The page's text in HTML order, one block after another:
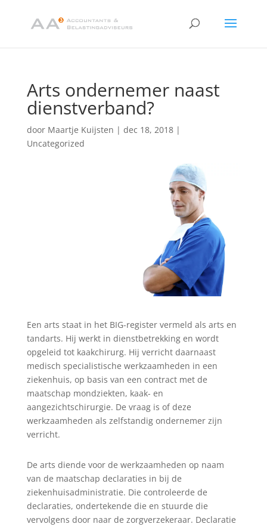
Arts ondernemer naast
dienstverband?
door Maartje Kuijsten | dec 18, 2018|
Uncategorized
Een arts staat in het BIG-register vermeld als arts en
tandarts. Hij werkt in dienstbetrekking en wordt
opgeleid tot kaakchirurg. Hij verricht daarnaast
medisch specialistische werkzaamheden in een
ziekenhuis, op basis van een contract met de
maatschap mondziekten, kaak- en
aangezichtschirurgie. De vraag is of deze
werkzaamheden als zelfstandig ondernemer zijn
verricht.
De arts diende voor de werkzaamheden op naam
van de maatschap declaraties in bij de
ziekenhuisadministratie. Die controleerde de
declaraties, ondertekende die en stuurde die
vervolgens door naar de zorgverzekeraar. Declaratie